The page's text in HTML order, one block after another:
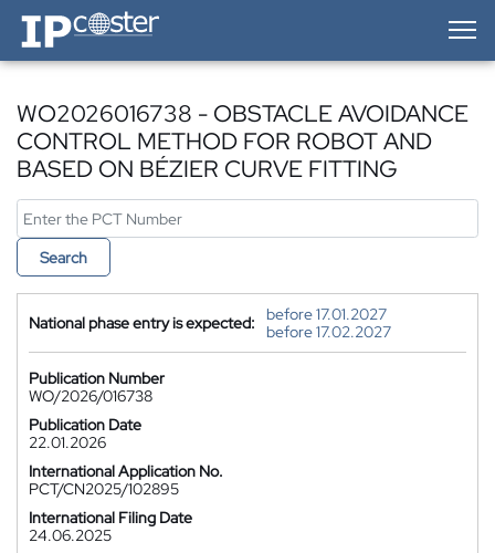
IP-Coster — Home
WO2026016738 - OBSTACLE AVOIDANCE
CONTROL METHOD FOR ROBOT AND
BASED ON BÉZIER CURVE FITTING
Search
National phase entry is expected:
before 17.01.2027
before 17.02.2027
Publication Number
WO/2026/016738
Publication Date
22.01.2026
International Application No.
PCT/CN2025/102895
International Filing Date
24.06.2025